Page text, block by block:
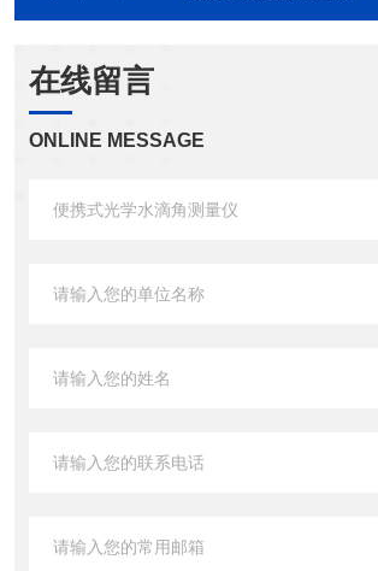
在线留言
ONLINE MESSAGE